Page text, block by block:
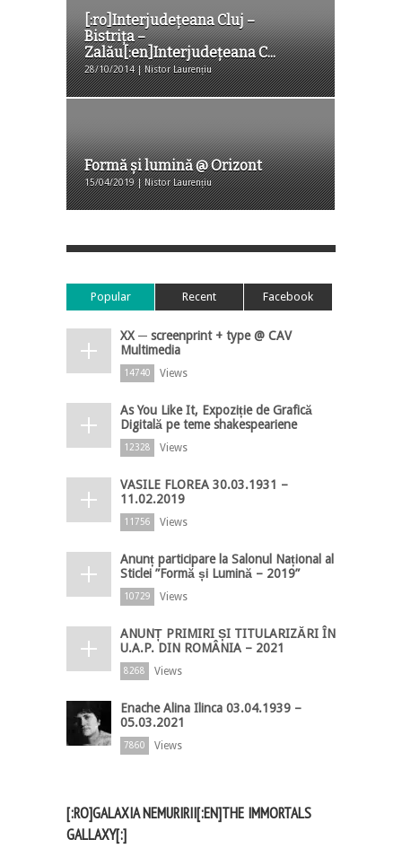
[:ro]Interjudeţeana Cluj –
Bistriţa –
Zalău[:en]Interjudeţeana C...
28/10/2014 | Nistor Laurențiu
Formă și lumină @ Orizont
15/04/2019 | Nistor Laurențiu
Popular Recent Facebook
XX ─ screenprint + type @ CAV
Multimedia
14740 Views
As You Like It, Expoziție de Grafică
Digitală pe teme shakespeariene
12328 Views
VASILE FLOREA 30.03.1931 –
11.02.2019
11756 Views
Anunț participare la Salonul Național al
Sticlei ”Formă și Lumină – 2019”
10729 Views
ANUNȚ PRIMIRI ȘI TITULARIZĂRI ÎN
U.A.P. DIN ROMÂNIA – 2021
8268 Views
Enache Alina Ilinca 03.04.1939 –
05.03.2021
7860 Views
[:RO]GALAXIA NEMURIRII[:EN]THE IMMORTALS
GALLAXY[:]